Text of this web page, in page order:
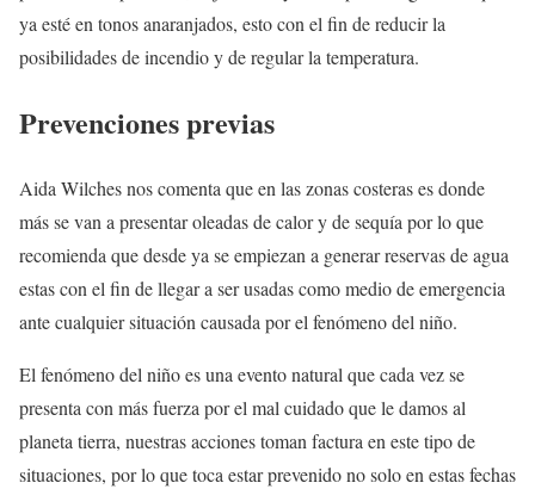
ya esté en tonos anaranjados, esto con el fin de reducir la
posibilidades de incendio y de regular la temperatura.
Prevenciones previas
Aida Wilches nos comenta que en las zonas costeras es donde
más se van a presentar oleadas de calor y de sequía por lo que
recomienda que desde ya se empiezan a generar reservas de agua
estas con el fin de llegar a ser usadas como medio de emergencia
ante cualquier situación causada por el fenómeno del niño.
El fenómeno del niño es una evento natural que cada vez se
presenta con más fuerza por el mal cuidado que le damos al
planeta tierra, nuestras acciones toman factura en este tipo de
situaciones, por lo que toca estar prevenido no solo en estas fechas